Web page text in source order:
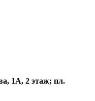
1А, 2 этаж; пл.